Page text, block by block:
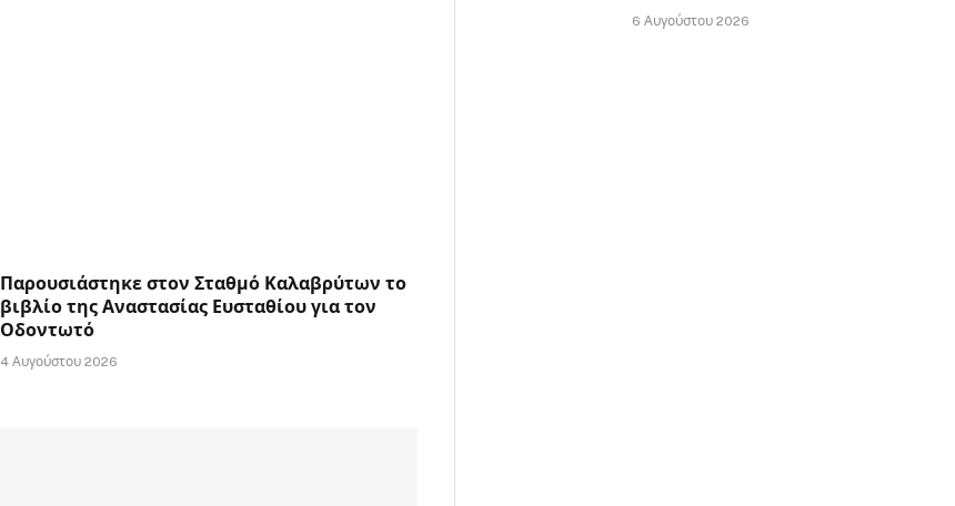
Παρουσιάστηκε στον Σταθμό Καλαβρύτων το
βιβλίο της Αναστασίας Ευσταθίου για τον
Οδοντωτό
4 Αυγούστου 2026
6 Αυγούστου 2026